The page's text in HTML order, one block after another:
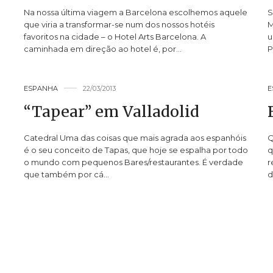
Na nossa última viagem a Barcelona escolhemos aquele
que viria a transformar-se num dos nossos hotéis
favoritos na cidade – o Hotel Arts Barcelona. A
caminhada em direção ao hotel é, por…
ESPANHA 22/03/2013
“Tapear” em Valladolid
Catedral Uma das coisas que mais agrada aos espanhóis
é o seu conceito de Tapas, que hoje se espalha por todo
o mundo com pequenos Bares/restaurantes. É verdade
que também por cá…